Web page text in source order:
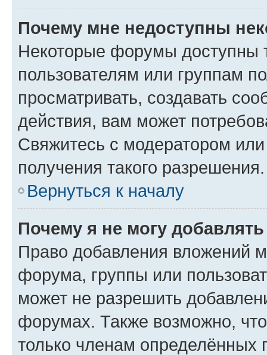
Почему мне недоступны
Некоторые форумы доступны
пользователям или группам
просматривать, создавать
действия, вам может
Свяжитесь с модератором
получения такого разрешения.
Вернуться к началу
Почему я не могу
Право добавления вложений
форума, группы или
может не разрешить
форумах. Также возможно,
только членам определённых